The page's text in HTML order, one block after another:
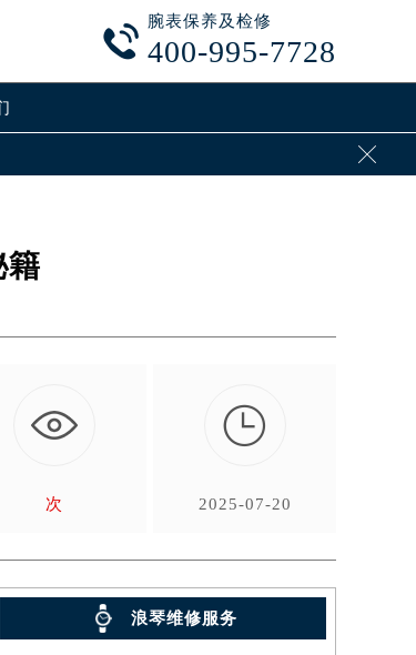

腕表保养及检修
400-995-7728

次

2025-07-20
浪琴维修服务